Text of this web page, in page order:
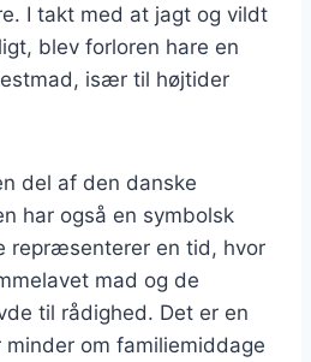
I takt med at jagt og vildt
blev forloren hare en
især til højtider
del af den danske
har også en symbolsk
repræsenterer en tid, hvor
mad og de
til rådighed. Det er en
om familiemiddage